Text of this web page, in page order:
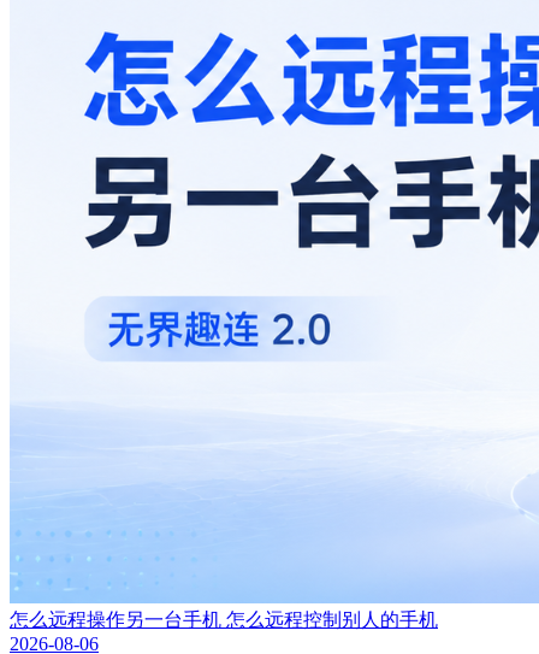
怎么远程操作另一台手机 怎么远程控制别人的手机
2026-08-06